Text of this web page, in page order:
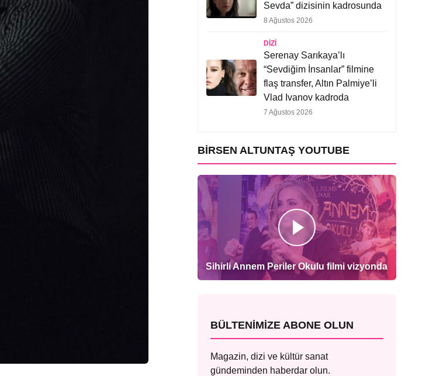
Sevda” dizisinin kadrosunda
8 Ağustos 2026
DIZI
Serenay Sarıkaya’lı
“Sevdiğim İnsanlar” filmine
flaş transfer, Altın Palmiye’li
Vlad Ivanov kadroda
7 Ağustos 2026
BIRSEN ALTUNTAŞ YOUTUBE
Sihirli Annem Periler Okulu filmi vizyonda
BÜLTENIMIZE ABONE OLUN
Magazin, dizi ve kültür sanat
gündeminden haberdar olun.